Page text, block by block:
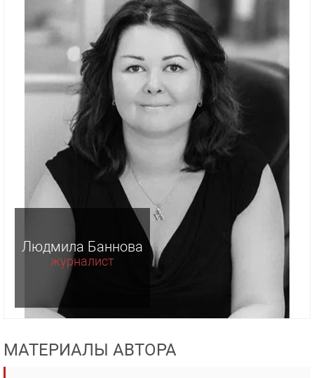
Людмила Баннова
журналист
МАТЕРИАЛЫ АВТОРА